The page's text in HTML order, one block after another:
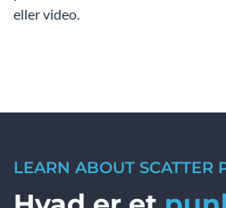
eller video.
LEARN ABOUT SCATTER